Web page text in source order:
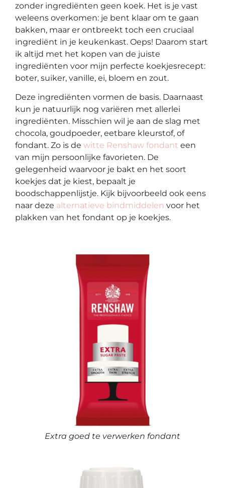
zonder ingrediënten geen koek. Het is je vast
weleens overkomen: je bent klaar om te gaan
bakken, maar er ontbreekt toch een cruciaal
ingrediënt in je keukenkast. Oeps! Daarom start
ik altijd met het kopen van de juiste
ingrediënten voor mijn perfecte koekjesrecept:
boter, suiker, vanille, ei, bloem en zout.
Deze ingrediënten vormen de basis. Daarnaast
kun je natuurlijk nog variëren met allerlei
ingrediënten. Misschien wil je aan de slag met
chocola, goudpoeder, eetbare kleurstof, of
fondant. Zo is de witte Renshaw fondant een
van mijn persoonlijke favorieten. De
gelegenheid waarvoor je bakt en het soort
koekjes dat je kiest, bepaalt je
boodschappenlijstje. Kijk bijvoorbeeld ook eens
naar deze alternatieve bindmiddelen voor het
plakken van het fondant op je koekjes.
Extra goed te verwerken fondant